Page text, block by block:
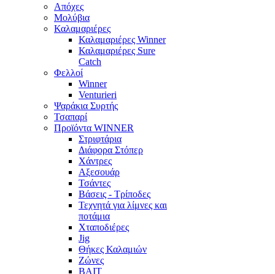
Απόχες
Μολύβια
Καλαμαριέρες
Καλαμαριέρες Winner
Καλαμαριέρες Sure
Catch
Φελλοί
Winner
Venturieri
Ψαράκια Συρτής
Τσαπαρί
Προϊόντα WINNER
Στριφτάρια
Διάφορα Στόπερ
Χάντρες
Αξεσουάρ
Τσάντες
Βάσεις - Τρίποδες
Τεχνητά για λίμνες και
ποτάμια
Χταποδιέρες
Jig
Θήκες Καλαμιών
Ζώνες
BAIT